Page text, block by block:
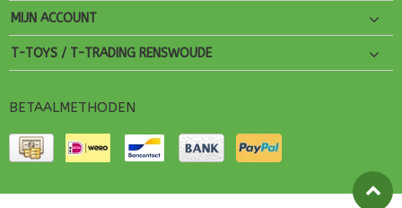
MIJN ACCOUNT
T-TOYS / T-TRADING RENSWOUDE
BETAALMETHODEN